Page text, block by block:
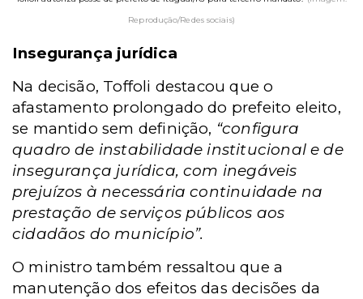
Reprodução/Redes sociais)
Insegurança jurídica
Na decisão, Toffoli destacou que o
afastamento prolongado do prefeito eleito,
se mantido sem definição, “configura
quadro de instabilidade institucional e de
insegurança jurídica, com inegáveis
prejuízos à necessária continuidade na
prestação de serviços públicos aos
cidadãos do município”.
O ministro também ressaltou que a
manutenção dos efeitos das decisões da